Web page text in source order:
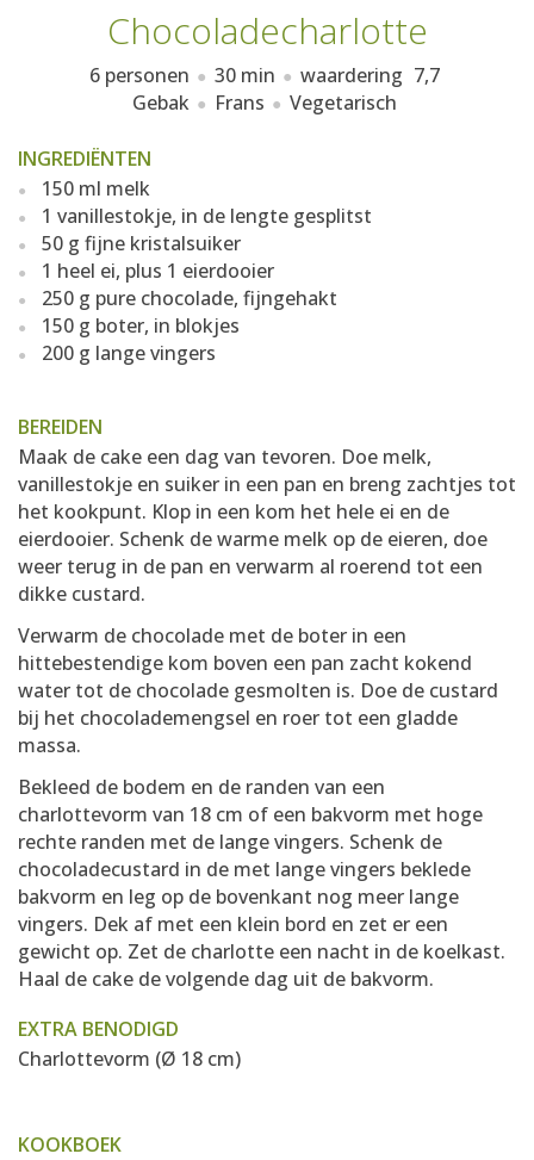
Chocoladecharlotte
6 personen 30 min waardering 7,7
Gebak
Frans Vegetarisch
INGREDIËNTEN
150 ml melk
1 vanillestokje, in de lengte gesplitst
50 g fijne kristalsuiker
1 heel ei, plus 1 eierdooier
250 g pure chocolade, fijngehakt
150 g boter, in blokjes
200 g lange vingers
BEREIDEN
Maak de cake een dag van tevoren. Doe melk,
vanillestokje en suiker in een pan en breng zachtjes tot
het kookpunt. Klop in een kom het hele ei en de
eierdooier. Schenk de warme melk op de eieren, doe
weer terug in de pan en verwarm al roerend tot een
dikke custard.
Verwarm de chocolade met de boter in een
hittebestendige kom boven een pan zacht kokend
water tot de chocolade gesmolten is. Doe de custard
bij het chocolademengsel en roer tot een gladde
massa.
Bekleed de bodem en de randen van een
charlottevorm van 18 cm of een bakvorm met hoge
rechte randen met de lange vingers. Schenk de
chocoladecustard in de met lange vingers beklede
bakvorm en leg op de bovenkant nog meer lange
vingers. Dek af met een klein bord en zet er een
gewicht op. Zet de charlotte een nacht in de koelkast.
Haal de cake de volgende dag uit de bakvorm.
EXTRA BENODIGD
Charlottevorm (Ø 18 cm)
KOOKBOEK